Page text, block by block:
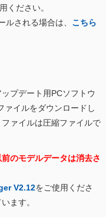
ください。
される場合は、 こちら
プデート用PCソフトウ
イルをダウンロードし
ァイルは圧縮ファイルで
のモデルデータは消去さ
V2.12をご使用くださ
ます。